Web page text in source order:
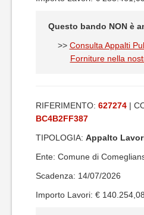
Questo bando NON è
>> Consulta Appalti
Forniture nella
RIFERIMENTO: 627274 |
BC4B2FF387
TIPOLOGIA: Appalto
Ente: Comune di
Scadenza: 14/07/2026
Importo Lavori: € 140.254,08